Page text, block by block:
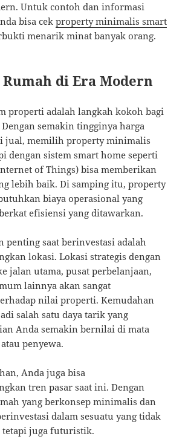
Untuk contoh dan informasi
bisa cekproperty minimalis smart
menarik minat banyak orang.
di Era Modern
properti adalah langkah kokoh bagi
semakin tingginya harga
jual, memilih property minimalis
dengan sistem smart home seperti
of Things) bisa memberikan
lebih baik. Di samping itu, property
biaya operasional yang
efisiensi yang ditawarkan.
penting saat berinvestasi adalah
lokasi. Lokasi strategis dengan
jalan utama, pusat perbelanjaan,
lainnya akan sangat
nilai properti. Kemudahan
salah satu daya tarik yang
Anda semakin bernilai di mata
penyewa.
Anda juga bisa
tren pasar saat ini. Dengan
yang berkonsep minimalis dan
dalam sesuatu yang tidak
tetapi juga futuristik.